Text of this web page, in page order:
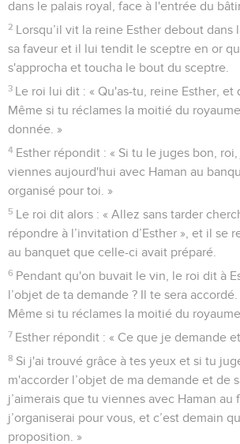
dans le palais royal, face à l'entrée du
2 Lorsqu’il vit la reine Esther debout dans
sa faveur et il lui tendit le sceptre en or
s'approcha et toucha le bout du sceptre.
3 Le roi lui dit : « Qu'as-tu, reine Esther, et
Même si tu réclames la moitié du
donnée. »
4 Esther répondit : « Si tu le juges bon, roi,
viennes aujourd'hui avec Haman au
organisé pour toi. »
5 Le roi dit alors : « Allez sans tarder
répondre à l’invitation d’Esther », et il se
au banquet que celle-ci avait préparé.
6 Pendant qu'on buvait le vin, le roi dit à
l’objet de ta demande ? Il te sera
Même si tu réclames la moitié du
7 Esther répondit : « Ce que je demande
8 Si j'ai trouvé grâce à tes yeux et si tu
m'accorder l’objet de ma demande et de
j’aimerais que tu viennes avec Haman au
j’organiserai pour vous, et c’est demain
proposition. »